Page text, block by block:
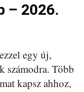
– 2026.
egy új,
számodra. Több
kapsz ahhoz,